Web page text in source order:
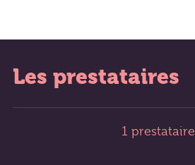
Les prestataires
1 prestataire